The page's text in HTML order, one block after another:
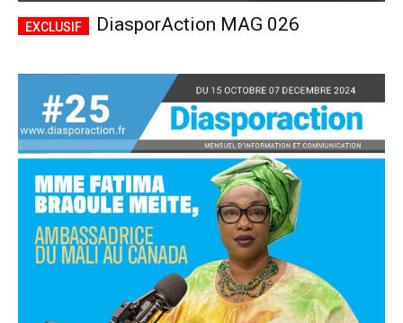
Accès complet
$22 / anplaceholder text
Tous les articles
Annonces
DiasporAction MAG 026